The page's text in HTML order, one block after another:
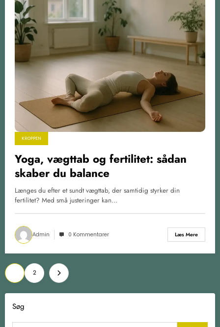
Søg
KROPPEN
Yoga, vægttab og fertilitet: sådan
skaber du balance
Længes du efter et sundt vægttab, der samtidig styrker din
fertilitet? Med små justeringer kan…
Admin 0 Kommentarer Læs Mere
Indlægsinddeling
2